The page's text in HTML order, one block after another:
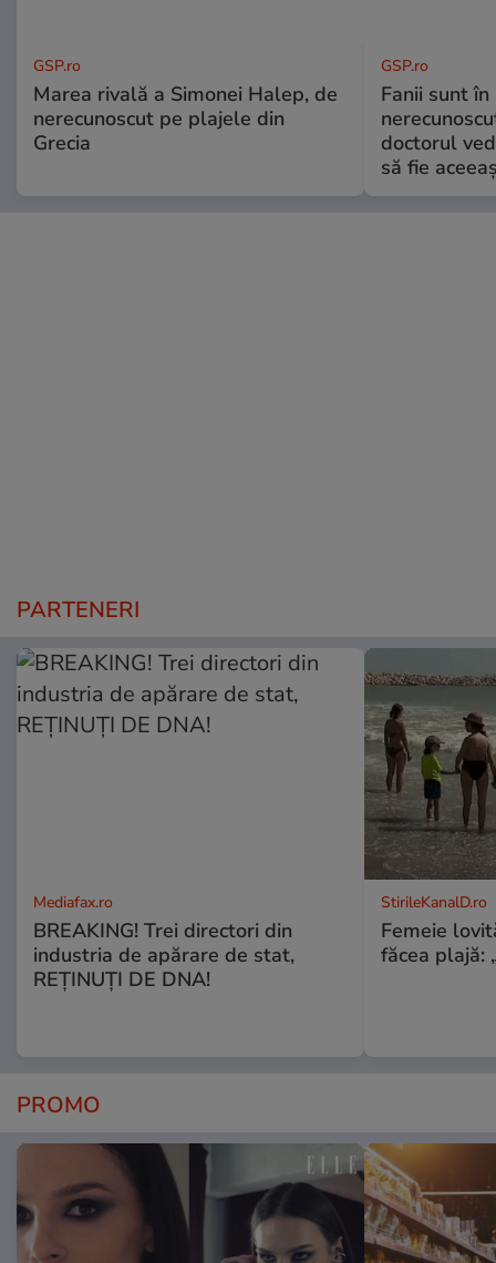
GSP.ro
Marea rivală a Simonei Halep, de
nerecunoscut pe plajele din
Grecia
GSP.ro
Fanii sunt în
doctorul
să fie
PARTENERI
Mediafax.ro
BREAKING! Trei directori din
industria de apărare de stat,
REȚINUȚI DE DNA!
StirileKanalD.ro
Femeie
făcea plajă:
PROMO